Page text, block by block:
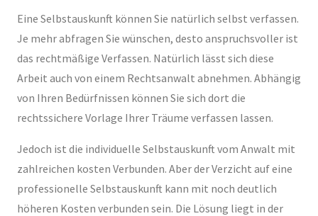
Eine Selbstauskunft können Sie natürlich selbst verfassen.
Je mehr abfragen Sie wünschen, desto anspruchsvoller ist
das rechtmäßige Verfassen. Natürlich lässt sich diese
Arbeit auch von einem Rechtsanwalt abnehmen. Abhängig
von Ihren Bedürfnissen können Sie sich dort die
rechtssichere Vorlage Ihrer Träume verfassen lassen.
Jedoch ist die individuelle Selbstauskunft vom Anwalt mit
zahlreichen kosten Verbunden. Aber der Verzicht auf eine
professionelle Selbstauskunft kann mit noch deutlich
höheren Kosten verbunden sein. Die Lösung liegt in der